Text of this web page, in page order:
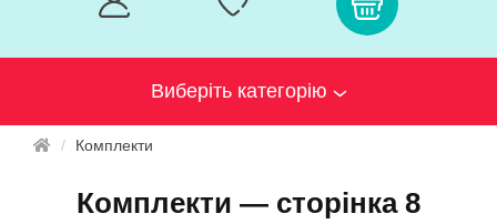
Виберіть категорію
Комплекти
Комплекти — сторінка 8